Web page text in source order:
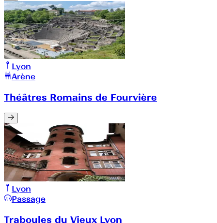
Lyon
Arène
Théâtres Romains de Fourvière
Lyon
Passage
Traboules du Vieux Lyon